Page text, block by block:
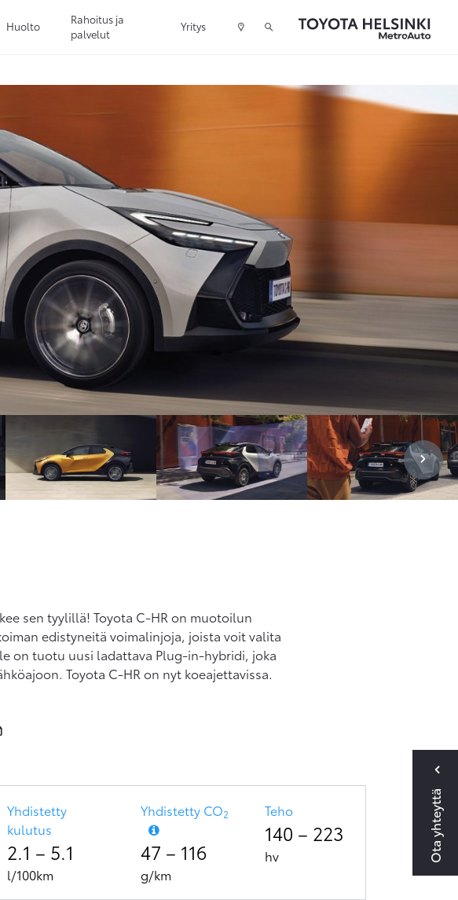
Huolto
Rahoitus ja
palvelut
Yritys
Ota yhteyttä
sen tyylillä! Toyota C-HR on muotoilun
edistyneitä voimalinjoja, joista voit valita
on tuotu uusi ladattava Plug-in-hybridi, joka
Toyota C-HR on nyt koeajettavissa.
Yhdistetty
kulutus
2.1 – 5.1
l/100km
Yhdistetty CO2
47 – 116
g/km
Teho
140 – 223
hv